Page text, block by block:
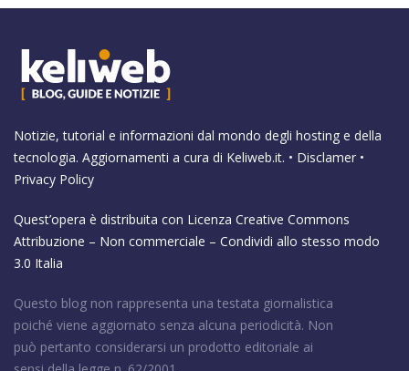
Notizie, tutorial e informazioni dal mondo degli hosting e della
tecnologia. Aggiornamenti a cura di Keliweb.it. • Disclamer •
Privacy Policy
Quest’opera è distribuita con Licenza Creative Commons
Attribuzione – Non commerciale – Condividi allo stesso modo
3.0 Italia
Questo blog non rappresenta una testata giornalistica
poiché viene aggiornato senza alcuna periodicità. Non
può pertanto considerarsi un prodotto editoriale ai